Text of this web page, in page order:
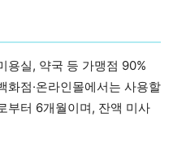
용실, 약국 등 가맹점 90%
화점·온라인몰에서는 사용할
부터 6개월이며, 잔액 미사